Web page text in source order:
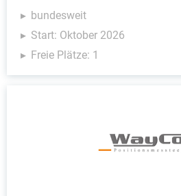
bundesweit
Start: Oktober 2026
Freie Plätze: 1